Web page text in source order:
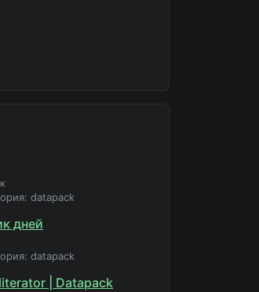
datapack
дней
datapack
| Datapack